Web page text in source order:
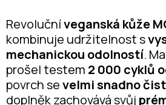
Revolučníveganská kůže
kombinuje udržitelnost s
mechanickou odolností.
prošel testem 2 000 cyklů
povrch sevelmi snadno
doplněk zachovává svůj